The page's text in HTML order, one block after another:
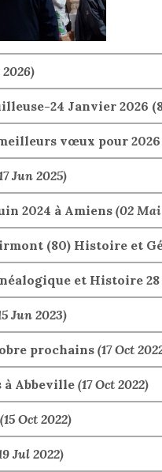
2026)
24 Janvier 2026
vœux pour 2026
Jun 2025)
2024 à Amiens (02
(80) Histoire et
et Histoire 28
Jun 2023)
prochains (17 Oct
à Abbeville (17 Oct 2022)
(15 Oct 2022)
Jul 2022)